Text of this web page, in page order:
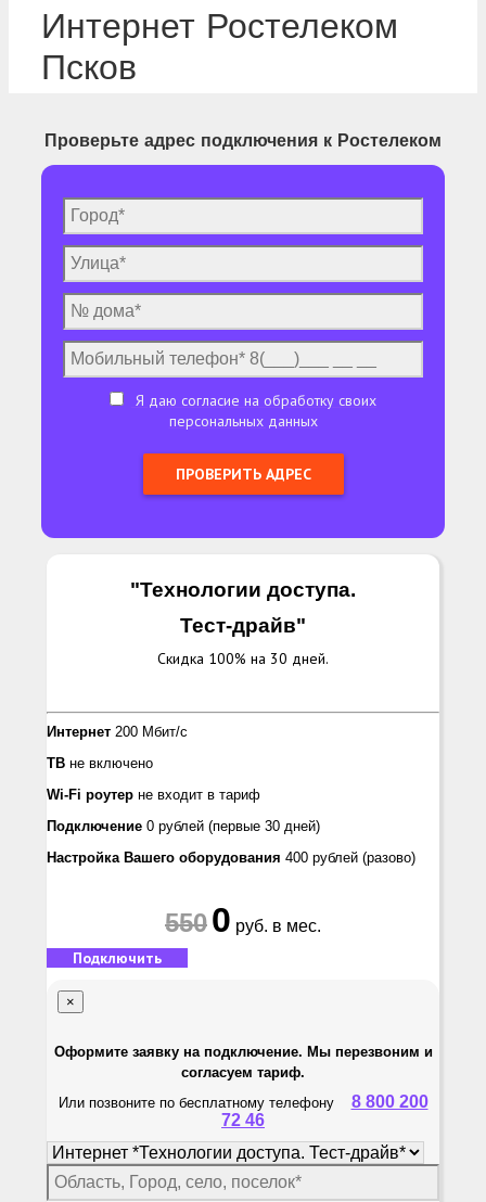
Интернет Ростелеком
Псков
Проверьте адрес подключения к Ростелеком
Я даю согласие на обработку своих
персональных данных
"Технологии доступа.
Тест-драйв"
Скидка 100% на 30 дней.
Интернет 200 Мбит/с
ТВ не включено
Wi-Fi роутер не входит в тариф
Подключение 0 рублей (первые 30 дней)
Настройка Вашего оборудования 400 рублей (разово)
5500 руб. в мес.
Подключить
×
Оформите заявку на подключение. Мы перезвоним и
согласуем тариф.
Или позвоните по бесплатному телефону 8 800 200
72 46